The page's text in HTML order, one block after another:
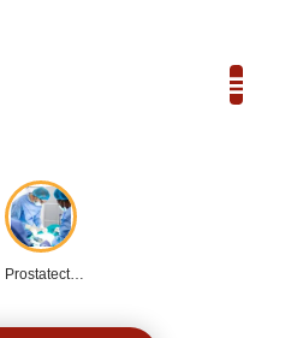
Prostatectomia: Guia completo...